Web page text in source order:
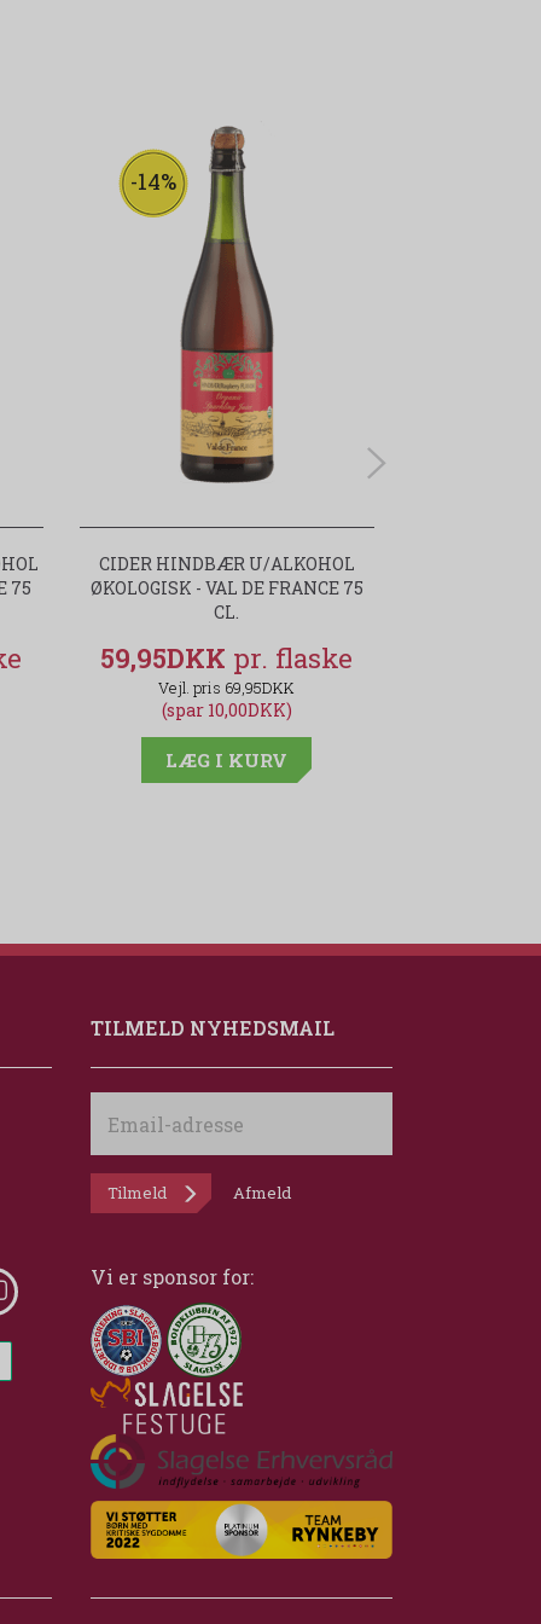
75
-14%
CIDER HINDBÆR U/ALKOHOL
ØKOLOGISK - VAL DE FRANCE 75
CL.
59,95DKK
69,95DKK
(spar 10,00DKK)
LÆG I KURV
TILMELD NYHEDSMAIL
adresse
Tilmeld Afmeld
Vi er sponsor for: